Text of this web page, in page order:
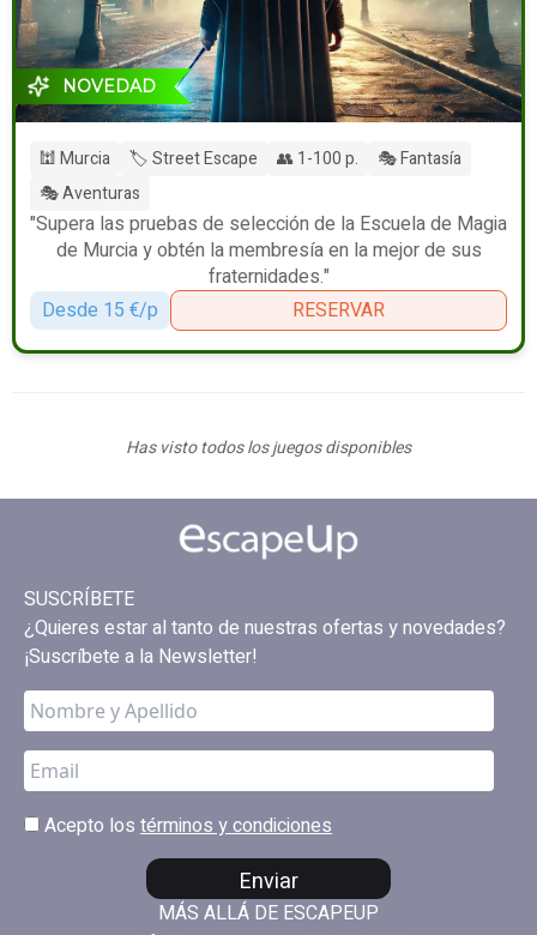
NOVEDAD
🕍 Murcia 🏷️ Street Escape 👥 1-100 p.
🎭 Fantasía
🎭 Aventuras
"Supera las pruebas de selección de la Escuela de Magia
de Murcia y obtén la membresía en la mejor de sus
fraternidades."
Desde 15 €/p
RESERVAR
Has visto todos los juegos disponibles
SUSCRÍBETE
¿Quieres estar al tanto de nuestras ofertas y novedades?
¡Suscríbete a la Newsletter!
Acepto los términos y condiciones
Enviar
MÁS ALLÁ DE ESCAPEUP